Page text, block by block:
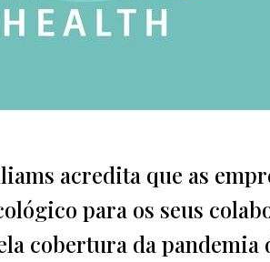
acredita que as
para os seus
cobertura da